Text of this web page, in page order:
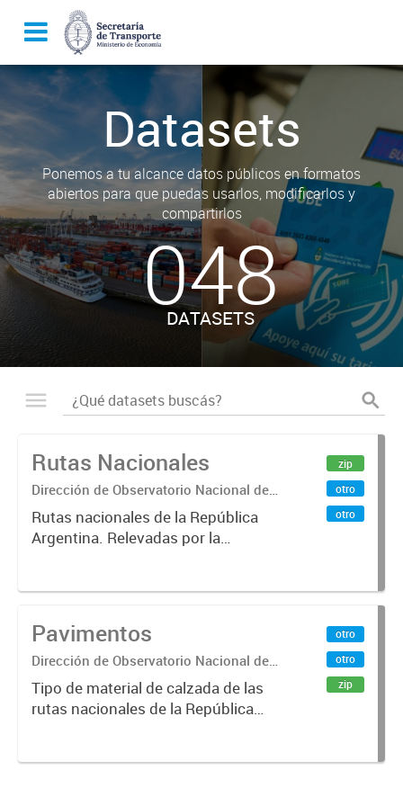
Datasets
Ponemos a tu alcance datos públicos en formatos
abiertos para que puedas usarlos, modificarlos y
compartirlos
048
DATASETS
Rutas Nacionales
Dirección de Observatorio Nacional de
Transporte
Rutas nacionales de la República
Argentina. Relevadas por la
zip
otro
otro
Pavimentos
Dirección de Observatorio Nacional de
Transporte
Tipo de material de calzada de las
rutas nacionales de la República
2019.
otro
otro
zip